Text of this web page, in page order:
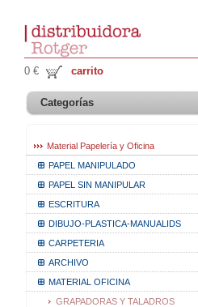
0 € carrito
Categorías
Material Papelería y Oficina
PAPEL MANIPULADO
PAPEL SIN MANIPULAR
ESCRITURA
DIBUJO-PLASTICA-MANUALIDS
CARPETERIA
ARCHIVO
MATERIAL OFICINA
GRAPADORAS Y TALADROS